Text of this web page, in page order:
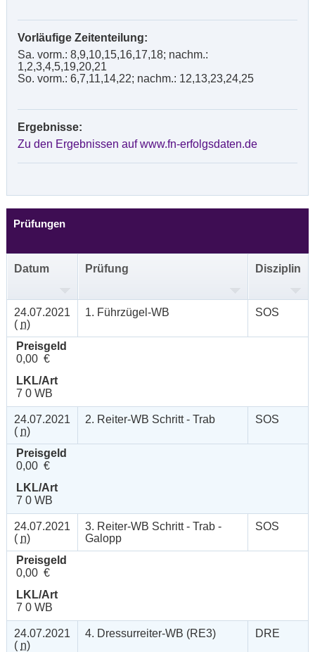
Vorläufige Zeitenteilung:
Sa. vorm.: 8,9,10,15,16,17,18; nachm.:
1,2,3,4,5,19,20,21
So. vorm.: 6,7,11,14,22; nachm.: 12,13,23,24,25
Ergebnisse:
Zu den Ergebnissen auf www.fn-erfolgsdaten.de
Prüfungen
Datum Prüfung Disziplin
24.07.2021
( n)
1. Führzügel-WB SOS
Preisgeld
0,00 €
LKL/Art
7 0 WB
24.07.2021
( n)
2. Reiter-WB Schritt - Trab SOS
Preisgeld
0,00 €
LKL/Art
7 0 WB
24.07.2021
( n)
3. Reiter-WB Schritt - Trab -
Galopp
SOS
Preisgeld
0,00 €
LKL/Art
7 0 WB
24.07.2021
( n)
4. Dressurreiter-WB (RE3) DRE